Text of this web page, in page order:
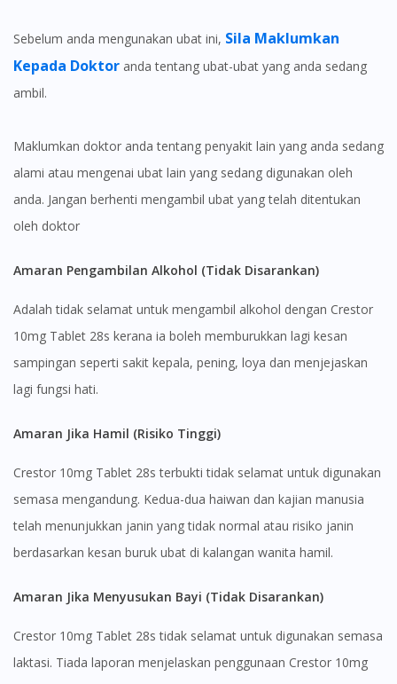
Sebelum anda mengunakan ubat ini, Sila Maklumkan
Kepada Doktor anda tentang ubat-ubat yang anda sedang
ambil.
Maklumkan doktor anda tentang penyakit lain yang anda sedang
alami atau mengenai ubat lain yang sedang digunakan oleh
anda. Jangan berhenti mengambil ubat yang telah ditentukan
oleh doktor
Amaran Pengambilan Alkohol (Tidak Disarankan)
Adalah tidak selamat untuk mengambil alkohol dengan Crestor
10mg Tablet 28s kerana ia boleh memburukkan lagi kesan
sampingan seperti sakit kepala, pening, loya dan menjejaskan
lagi fungsi hati.
Amaran Jika Hamil (Risiko Tinggi)
Crestor 10mg Tablet 28s terbukti tidak selamat untuk digunakan
semasa mengandung. Kedua-dua haiwan dan kajian manusia
telah menunjukkan janin yang tidak normal atau risiko janin
berdasarkan kesan buruk ubat di kalangan wanita hamil.
Amaran Jika Menyusukan Bayi (Tidak Disarankan)
Crestor 10mg Tablet 28s tidak selamat untuk digunakan semasa
laktasi. Tiada laporan menjelaskan penggunaan Crestor 10mg